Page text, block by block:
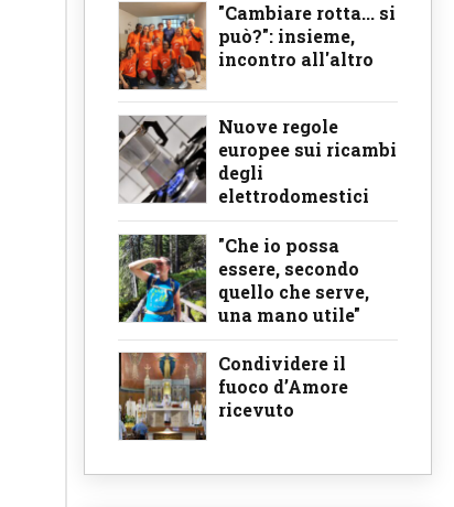
"Cambiare rotta... si
può?": insieme,
incontro all'altro
Nuove regole
europee sui ricambi
degli
elettrodomestici
"Che io possa
essere, secondo
quello che serve,
una mano utile"
Condividere il
fuoco d’Amore
ricevuto